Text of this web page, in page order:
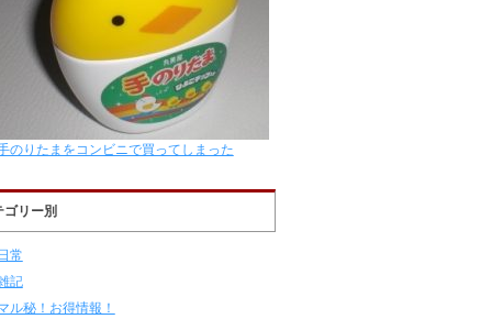
のりたまをコンビニで買ってしまった
ゴリー別
常
記
ル秘！お得情報！